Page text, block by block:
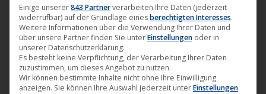
🎵 Marianas Rest veröffentlichen
Einige unserer843 Partnerverarbeiten Ihre Daten (jederzeit
widerrufbar) auf der Grundlage einesberechtigten Interesses.
Weitere Informationen über die Verwendung Ihrer Daten und
über unsere Partner finden Sie unterEinstellungen oder in
unserer Datenschutzerklärung.
Es besteht keine Verpflichtung, der Verarbeitung Ihrer Daten
zuzustimmen, um dieses Angebot zu nutzen.
Wir können bestimmte Inhalte nicht ohne Ihre Einwilligung
anzeigen. Sie können Ihre Auswahl jederzeit unterEinstellungen